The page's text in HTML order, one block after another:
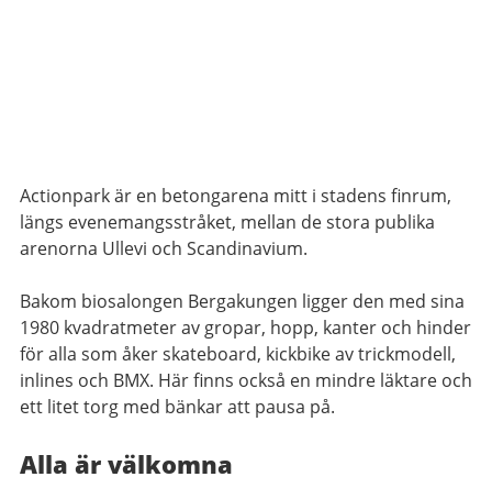
Actionpark är en betongarena mitt i stadens finrum,
längs evenemangsstråket, mellan de stora publika
arenorna Ullevi och Scandinavium.
Bakom biosalongen Bergakungen ligger den med sina
1980 kvadratmeter av gropar, hopp, kanter och hinder
för alla som åker skateboard, kickbike av trickmodell,
inlines och BMX. Här finns också en mindre läktare och
ett litet torg med bänkar att pausa på.
Alla är välkomna